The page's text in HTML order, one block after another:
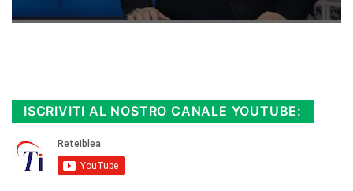
ISCRIVITI AL NOSTRO CANALE YOUTUBE: